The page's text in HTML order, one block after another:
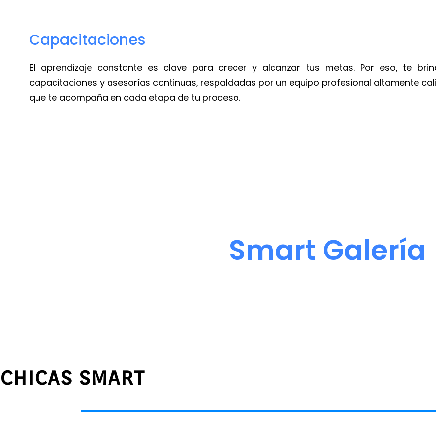
Capacitaciones
El aprendizaje constante es clave para crecer y alcanzar tus metas. Por eso, te
capacitaciones y asesorías continuas, respaldadas por un equipo profesional altamente
que te acompaña en cada etapa de tu proceso.
Smart Galería
CHICAS SMART